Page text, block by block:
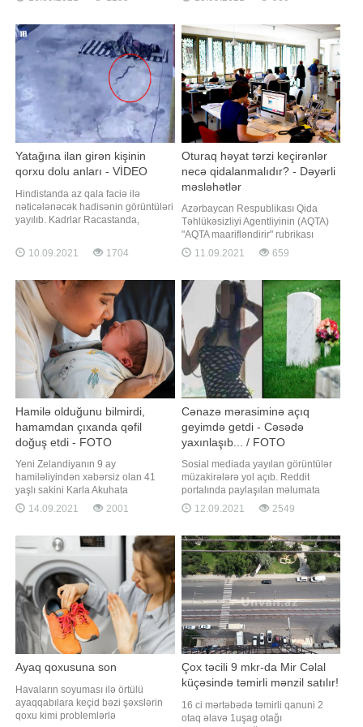
Berlindəki "Kaplan Dönər"in sahibi
kəsə ona aid restoran və kafelər
şəbəkəsində pulsuz dönər ikram
ediləcəyin
miqdarda peyin və sidik xaric edir.
olaraq böyük təsərrüfatlarda
tullantıların sanitariya problemi
yaratmamas
Yatağına ilan girən kişinin
qorxu dolu anları - VİDEO
Hindistanda az qala faciə ilə
nəticələnəcək hadisənin görüntüləri
yayılıb. Kadrlar Racastanda,
a istinadən xəbər verir ki, videodan
göründüyü kimi, kobra ilanı yerdə
odeyalın altına girir. Bu vaxt kişi qəfil
ayılaraq yerindən sıçrayır
10.09.2021 1704
Oturaq həyat tərzi keçirənlər
necə qidalanmalıdır? - Dəyərli
məsləhətlər
Azərbaycan Respublikası Qida
Təhlükəsizliyi Agentliyinin (AQTA)
"AQTA maarifləndirir" rubrikası
davam edir. agentliyə istinadən
xəbər verir ki, rubrika çərçivəsində
İnstitutunun (AQTİ) mütəxəssisləri
tərəfindən hazırlanan maarifləndirici
materiallar, sağlam qidalanm
11.09.2021 659
Hamilə olduğunu bilmirdi,
hamamdan çıxanda qəfil
doğuş etdi - FOTO
Yeni Zelandiyanın 9 ay
hamiləliyindən xəbərsiz olan 41
yaşlı sakini Karla Akuhata
gözlənimədən yataq otağında uşaq
dünyaya gətirib. BİG.AZ xəbər verir
Herald" yazır. Belə ki, bir həftə öncə
anasının evində olan Akuhata qarın
nahiyəsində kəskin ağrı hiss edib
14.09.2021 2001
Cənazə mərasiminə açıq
geyimdə getdi - Cəsədə
yaxınlaşıb... / FOTO
Sosial mediada yayılan görüntülər
müzakirələrə yol açıb. Reddit
portalında paylaşılan məlumata
görə, qız babasının cənazə
mərasiminə açıq geyimdə qatılıb.
baxmayaraq, qız paltarını
dəyişməyib. O cəsədə yaxınlaşıb və
bildirib ki, babası sağ olub onu bu
göyümdə görsəydi etiraz etməzdi
12.09.2021 2549
Ayaq qoxusuna son
Havaların soyuması ilə örtülü
ayaqqabılara keçid bəzi şəxslərin
qoxu kimi problemlərlə
Çox təcili 9 mkr-da Mir Cəlal
küçəsində təmirli mənzil satılır!
16 ci mərtəbədə təmirli qanuni 2
otaq əlavə 1uşag otağı